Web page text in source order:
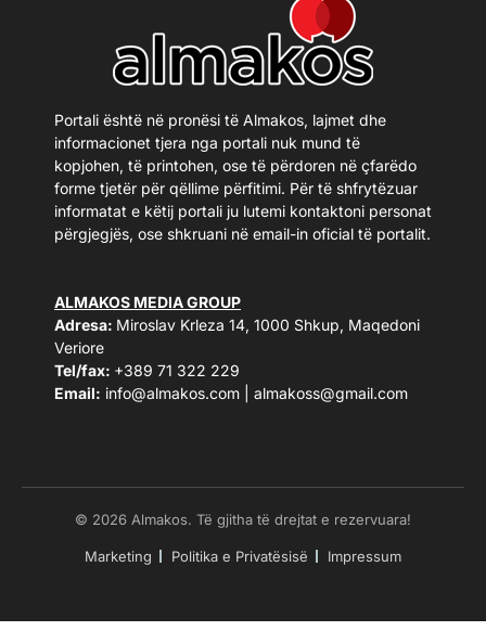
Portali është në pronësi të Almakos, lajmet dhe
informacionet tjera nga portali nuk mund të
kopjohen, të printohen, ose të përdoren në çfarëdo
forme tjetër për qëllime përfitimi. Për të shfrytëzuar
informatat e këtij portali ju lutemi kontaktoni personat
përgjegjës, ose shkruani në email-in oficial të portalit.
ALMAKOS MEDIA GROUP
Adresa: Miroslav Krleza 14, 1000 Shkup, Maqedoni
Veriore
Tel/fax: +389 71 322 229
Email: info@almakos.com almakoss@gmail.com
© 2026 Almakos. Të gjitha të drejtat e rezervuara!
Marketing Politika e Privatësisë Impressum